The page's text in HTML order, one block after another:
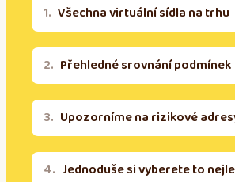
Všechna virtuální sídla na trhu
Přehledné srovnání podmínek
Upozorníme na rizikové
Jednoduše si vyberete to